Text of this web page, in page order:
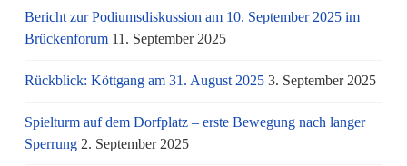
Bericht zur Podiumsdiskussion am 10. September 2025 im
Brückenforum 11. September 2025
Rückblick: Köttgang am 31. August 2025 3. September 2025
Spielturm auf dem Dorfplatz – erste Bewegung nach langer
Sperrung 2. September 2025